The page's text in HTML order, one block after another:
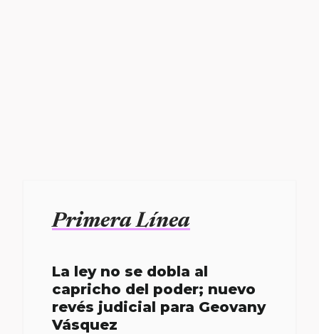
Primera Línea
La ley no se dobla al
capricho del poder; nuevo
revés judicial para Geovany
Vásquez